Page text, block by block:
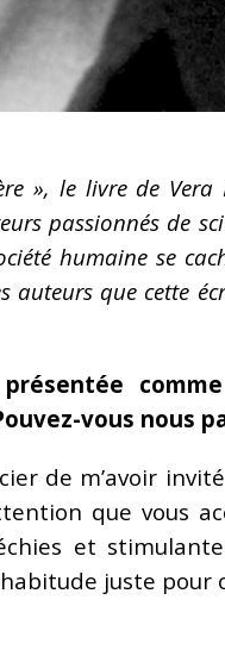
», le livre de
passionnés de
humaine se
auteurs que cette
vous nous
de m’avoir
que vous
et
juste pour